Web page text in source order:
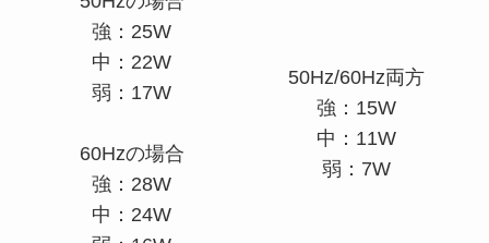
強：25W
中：22W
弱：17W
60Hzの場合
強：28W
中：24W
50Hz/60Hz両方
強：15W
中：11W
弱：7W